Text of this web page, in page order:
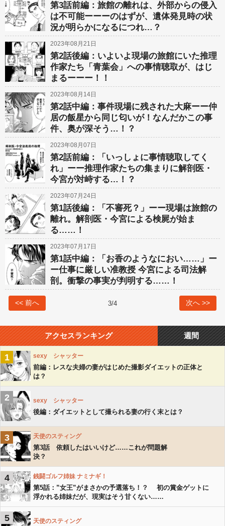
第3話前編：旅館の離れは、外部からの侵入
は不可能ーーーのはずが、遺体発見時の状
況が明らかになるにつれ…？
2023年08月21日
第2話後編：いよいよ現場の旅館にいた推理
作家たち「青葉会」への事情聴取が、はじ
まるーーー！！
2023年08月14日
第2話中編：事件現場に残された大麻ーー仲
居の飯星から同じ匂いが！なんだかこの事
件、奥が深そう…！？
2023年08月07日
第2話前編：「いっしょに事情聴取してく
れ」ーー推理作家たちの集まりに解剖医・
今宮が対峙する…！？
2023年07月24日
第1話後編：「不審死？」ーー現場は旅館の
離れ。解剖医・今宮による検屍が始ま
る……！
2023年07月17日
第1話中編：「お香のようなにおい……」ー
ー仕事に厳しい准教授 今宮による司法解
剖。衝撃の事実が判明する……！
<< 前へ 3/4 次へ >>
アクセスランキング 週間
1 sexy シャッター
前編：レスな夫婦の妻がはじめた撮影ダイエットの正体と
は？
2 sexy シャッター
後編：ダイエットとして撮られる妻の行く末とは？
3 天使のスティング
第3話 依頼したはいいけど……これが問題解
決？
4 銭闘ゴルフ姉妹 ナミナギ！
第5話：”女王”がまさかの予選落ち！？ 初の賞金ゲットに
浮かれる姉妹だが、現実はそう甘くない……
5 天使のスティング